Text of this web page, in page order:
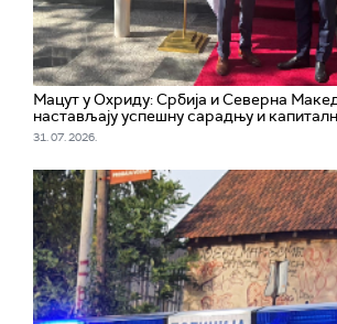
Мацут у Охриду: Србија и Северна
настављају успешну сарадњу и
31. 07. 2026.